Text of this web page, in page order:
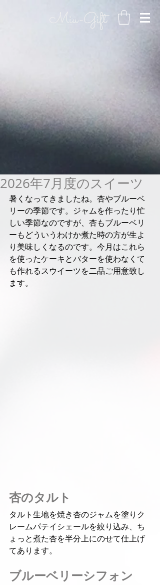
2026年7月度のスイーツ
暑くなってきましたね。杏やブルーベ
リーの季節です。ジャムを作ったり忙
しい季節なのですが、杏もブルーベリ
ーもどういうわけか煮た時の方が生よ
り美味しくなるのです。今月はこれら
を使ったケーキとバターを使わなくて
も作れるスウイーツを二品ご用意致し
ます。
杏のタルト
タルト生地を焼き杏のジャムを塗りク
レームパテイシェールを絞り込み、ち
ょっと煮た杏を半分上にのせて仕上げ
てあります。
ブルーベリーシフォン